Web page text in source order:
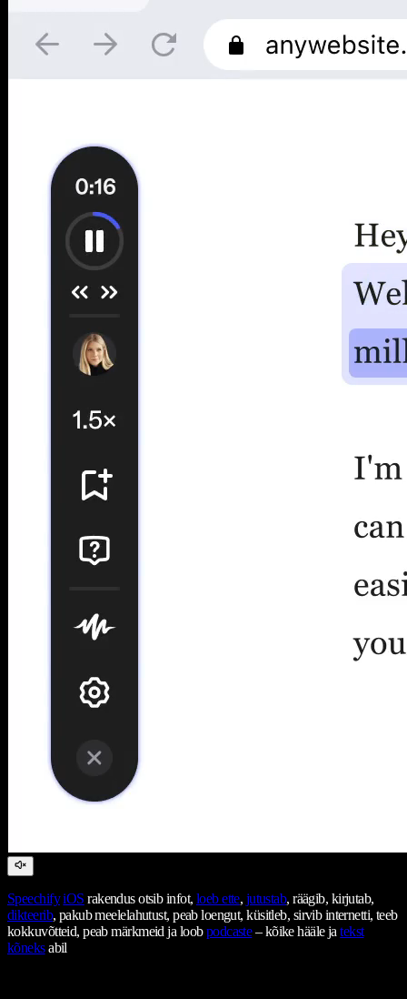
Speechify iOS rakendus otsib infot, loeb ette, jutustab, räägib, kirjutab,
dikteerib, pakub meelelahutust, peab loengut, küsitleb, sirvib internetti, teeb
kokkuvõtteid, peab märkmeid ja loobpodcaste– kõike hääle jatekst
kõneksabil